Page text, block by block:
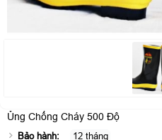
Ủng Chống Cháy 500 Độ
Bảo hành: 12 tháng